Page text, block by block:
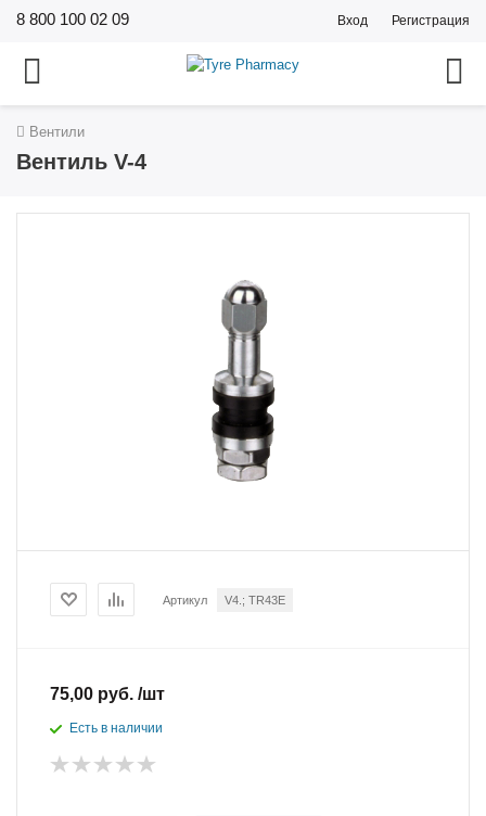
8 800 100 02 09 Вход Регистрация
Вентили
Вентиль V-4
Артикул V4.; TR43E
75,00 руб. /шт
Есть в наличии